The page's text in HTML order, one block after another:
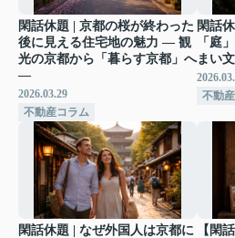
閑話休題 | 京都の桜が終わった
後に見える住宅地の魅力 ― 観
光の京都から「暮らす京都」へ
―
2026.03.29
不動産コラム
閑話
「庭
まい
不動
閑話休題 | なぜ外国人は京都に
【閑